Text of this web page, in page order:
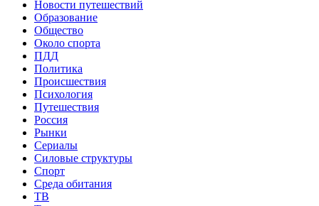
Новости путешествий
Образование
Общество
Около спорта
ПДД
Политика
Происшествия
Психология
Путешествия
Россия
Рынки
Сериалы
Силовые структуры
Спорт
Среда обитания
ТВ